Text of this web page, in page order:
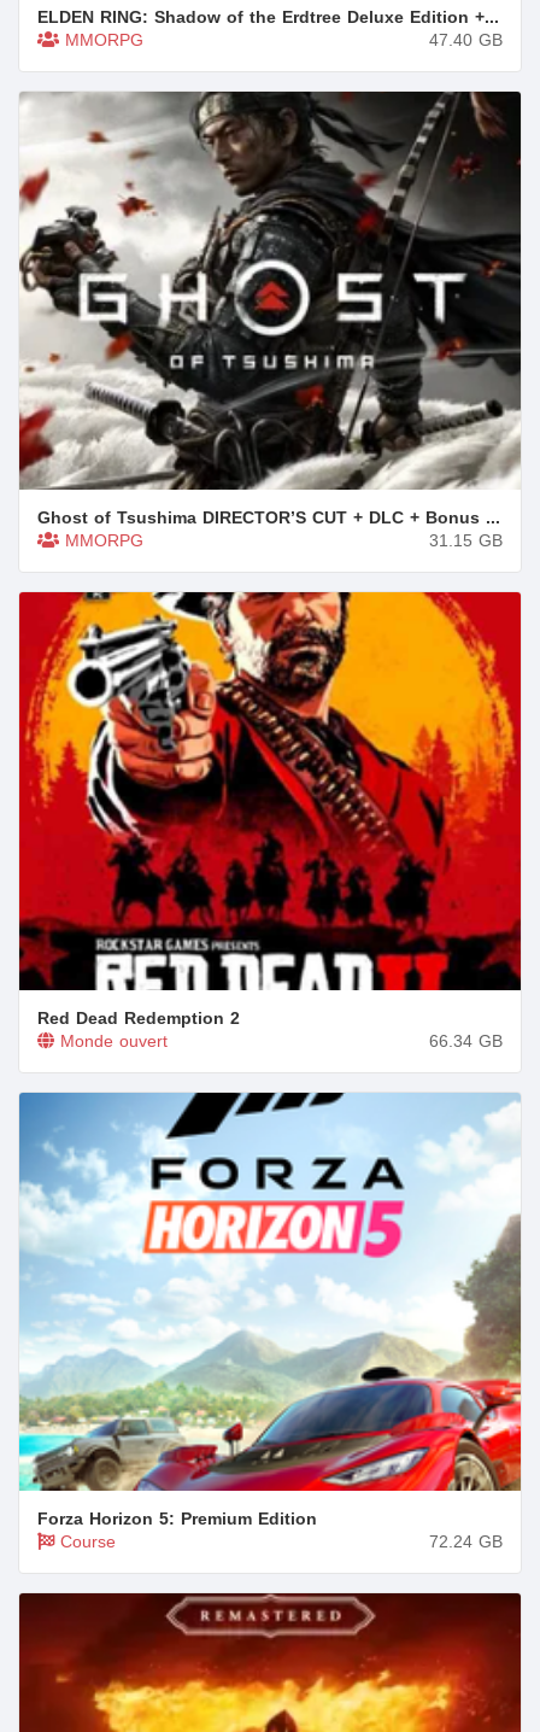
ELDEN RING: Shadow of the Erdtree Deluxe Edition + 9 DLCs/Bonuses
MMORPG 47.40GB
Ghost of Tsushima DIRECTOR’S CUT + DLC + Bonus Content + Multiplayer
MMORPG 31.15 GB
Red Dead Redemption 2
Monde ouvert 66.34GB
Forza Horizon 5: Premium Edition
Course 72.24GB